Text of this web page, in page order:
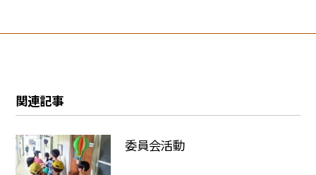
関連記事
委員会活動